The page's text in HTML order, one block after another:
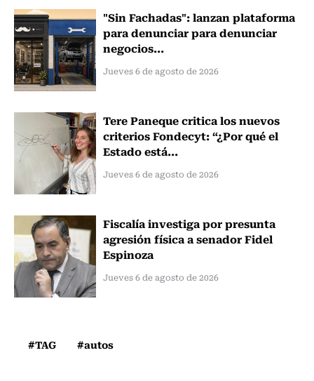
"Sin Fachadas": lanzan plataforma
para denunciar para denunciar
negocios...
Jueves 6 de agosto de 2026
Tere Paneque critica los nuevos
criterios Fondecyt: “¿Por qué el
Estado está...
Jueves 6 de agosto de 2026
Fiscalía investiga por presunta
agresión física a senador Fidel
Espinoza
Jueves 6 de agosto de 2026
#TAG #autos